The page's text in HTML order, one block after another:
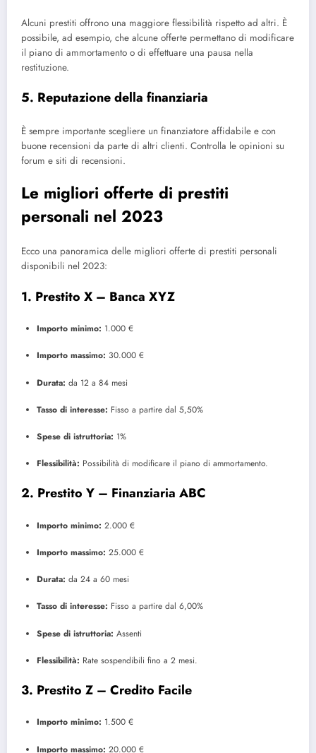
Alcuni prestiti offrono una maggiore flessibilità rispetto ad altri. È
possibile, ad esempio, che alcune offerte permettano di modificare
il piano di ammortamento o di effettuare una pausa nella
restituzione.
5. Reputazione della finanziaria
È sempre importante scegliere un finanziatore affidabile e con
buone recensioni da parte di altri clienti. Controlla le opinioni su
forum e siti di recensioni.
Le migliori offerte di prestiti
personali nel 2023
Ecco una panoramica delle migliori offerte di prestiti personali
disponibili nel 2023:
1. Prestito X – Banca XYZ
Importo minimo: 1.000 €
Importo massimo: 30.000 €
Durata: da 12 a 84 mesi
Tasso di interesse: Fisso a partire dal 5,50%
Spese di istruttoria: 1%
Flessibilità: Possibilità di modificare il piano di ammortamento.
2. Prestito Y – Finanziaria ABC
Importo minimo: 2.000 €
Importo massimo: 25.000 €
Durata: da 24 a 60 mesi
Tasso di interesse: Fisso a partire dal 6,00%
Spese di istruttoria: Assenti
Flessibilità: Rate sospendibili fino a 2 mesi.
3. Prestito Z – Credito Facile
Importo minimo: 1.500 €
Importo massimo: 20.000 €